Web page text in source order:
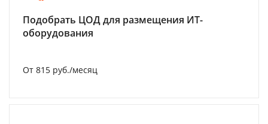
Подобрать ЦОД для размещения ИТ-
оборудования
От 815 руб./месяц